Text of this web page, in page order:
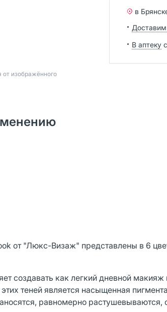
от изображённого
в
В аптеку
от "Люкс-Визаж" представлены в 6
создавать как легкий дневной
теней является насыщенная
равномерно